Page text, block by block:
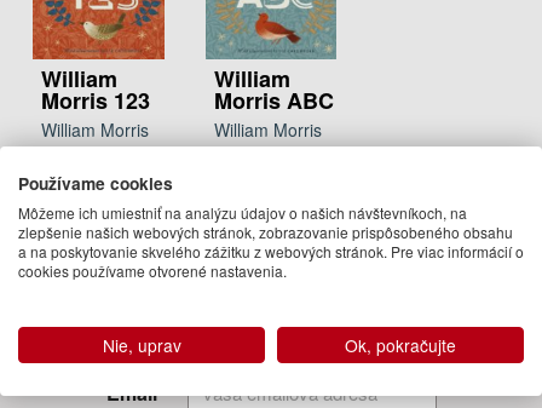
William
Morris 123
William Morris
06.07.2017
(predobjednávka)
William
Morris ABC
William Morris
objednávku
Zadajte Váš email
a my Vám budeme zasielať informácie o novinkách a akciách
Email
Používame cookies
Môžeme ich umiestniť na analýzu údajov o našich návštevníkoch, na
zlepšenie našich webových stránok, zobrazovanie prispôsobeného obsahu
a na poskytovanie skvelého zážitku z webových stránok. Pre viac informácií o
cookies používame otvorené nastavenia.
Nie, uprav Ok, pokračujte